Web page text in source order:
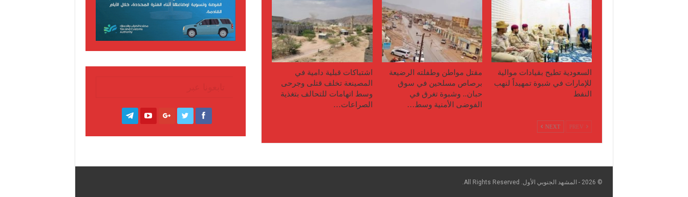
السعودية تطيح بقيادات موالية
للإمارات في شبوة تمهيداً لنهب
النفط
مقتل مواطن وطفلته الرضيعة
برصاص مسلحين في سوق
حبان.. وشبوة تغرق في
الفوضى الأمنية وسط…
اشتباكات قبلية دامية في
المصينعة تخلف قتلى وجرحى
وسط اتهامات للتحالف بتغذية
الصراعات…
NEXT
© 2026 - المشهد الجنوبي الأول. All Rights Reserved.